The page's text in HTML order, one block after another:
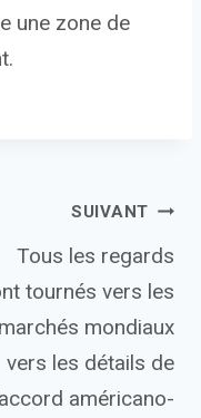
une zone de
SUIVANT
Tous les regards
tournés vers les
marchés mondiaux
vers les détails de
américano-